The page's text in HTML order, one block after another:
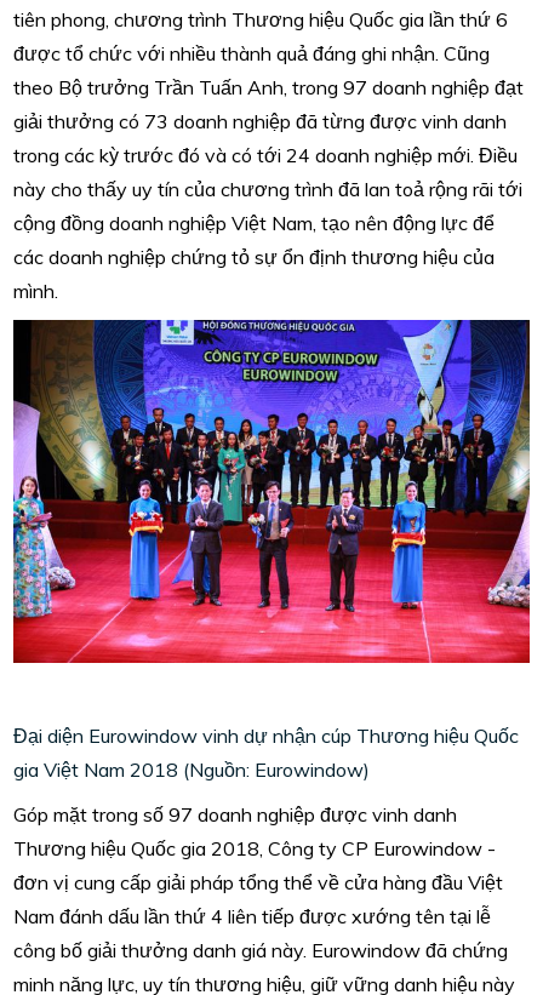
tiên phong, chương trình Thương hiệu Quốc gia lần thứ 6
được tổ chức với nhiều thành quả đáng ghi nhận. Cũng
theo Bộ trưởng Trần Tuấn Anh, trong 97 doanh nghiệp đạt
giải thưởng có 73 doanh nghiệp đã từng được vinh danh
trong các kỳ trước đó và có tới 24 doanh nghiệp mới. Điều
này cho thấy uy tín của chương trình đã lan toả rộng rãi tới
cộng đồng doanh nghiệp Việt Nam, tạo nên động lực để
các doanh nghiệp chứng tỏ sự ổn định thương hiệu của
mình.
Đại diện Eurowindow vinh dự nhận cúp Thương hiệu Quốc
gia Việt Nam 2018 (Nguồn: Eurowindow)
Góp mặt trong số 97 doanh nghiệp được vinh danh
Thương hiệu Quốc gia 2018, Công ty CP Eurowindow -
đơn vị cung cấp giải pháp tổng thể về cửa hàng đầu Việt
Nam đánh dấu lần thứ 4 liên tiếp được xướng tên tại lễ
công bố giải thưởng danh giá này. Eurowindow đã chứng
minh năng lực, uy tín thương hiệu, giữ vững danh hiệu này